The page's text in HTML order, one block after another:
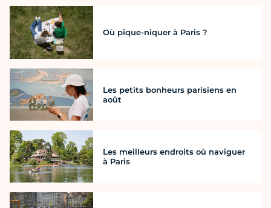
Où pique-niquer à Paris ?
Les petits bonheurs parisiens en
août
Les meilleurs endroits où naviguer
à Paris